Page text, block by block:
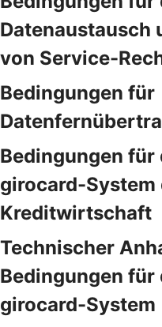
Datenaustausch
von Service-
Bedingungen für
Bedingungen für
girocard-System
Kreditwirtschaft
Technischer
Bedingungen für
girocard-System